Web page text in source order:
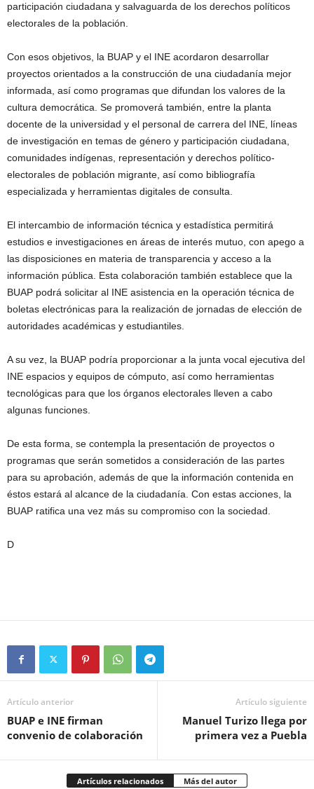
participación ciudadana y salvaguarda de los derechos políticos
electorales de la población.
Con esos objetivos, la BUAP y el INE acordaron desarrollar
proyectos orientados a la construcción de una ciudadanía mejor
informada, así como programas que difundan los valores de la
cultura democrática. Se promoverá también, entre la planta
docente de la universidad y el personal de carrera del INE, líneas
de investigación en temas de género y participación ciudadana,
comunidades indígenas, representación y derechos político-
electorales de población migrante, así como bibliografía
especializada y herramientas digitales de consulta.
El intercambio de información técnica y estadística permitirá
estudios e investigaciones en áreas de interés mutuo, con apego a
las disposiciones en materia de transparencia y acceso a la
información pública. Esta colaboración también establece que la
BUAP podrá solicitar al INE asistencia en la operación técnica de
boletas electrónicas para la realización de jornadas de elección de
autoridades académicas y estudiantiles.
A su vez, la BUAP podría proporcionar a la junta vocal ejecutiva del
INE espacios y equipos de cómputo, así como herramientas
tecnológicas para que los órganos electorales lleven a cabo
algunas funciones.
De esta forma, se contempla la presentación de proyectos o
programas que serán sometidos a consideración de las partes
para su aprobación, además de que la información contenida en
éstos estará al alcance de la ciudadanía. Con estas acciones, la
BUAP ratifica una vez más su compromiso con la sociedad.
D
Artículo anterior
BUAP e INE firman
convenio de colaboración
Artículo siguiente
Manuel Turizo llega por
primera vez a Puebla
Artículos relacionados Más del autor